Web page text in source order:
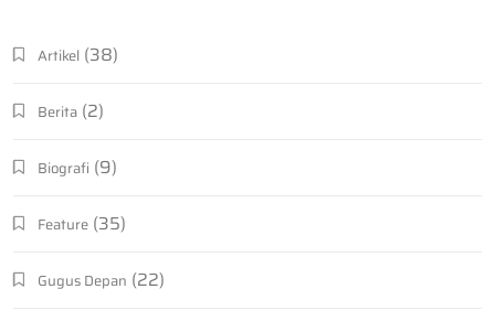
Artikel (38)
Berita (2)
Biografi (9)
Feature (35)
Gugus Depan (22)